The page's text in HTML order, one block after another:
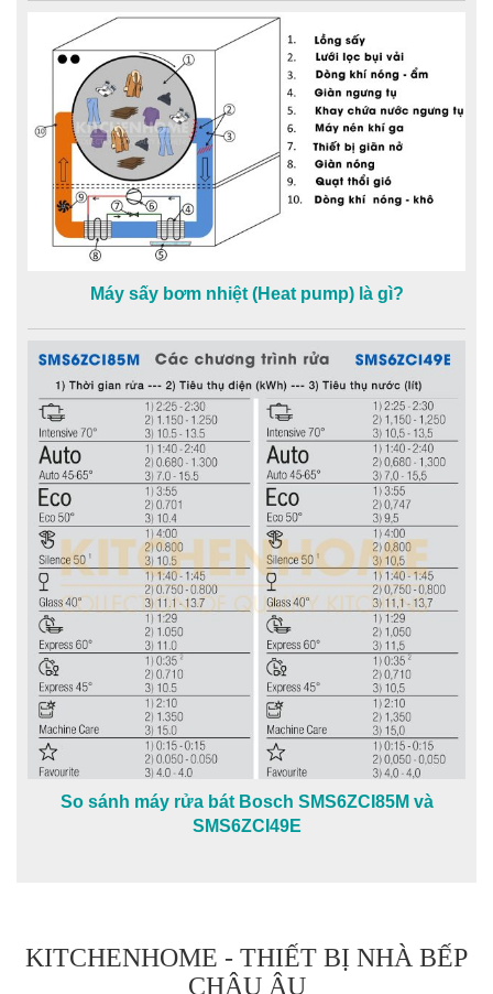
Máy sấy bơm nhiệt (Heat pump) là gì?
So sánh máy rửa bát Bosch SMS6ZCI85M và
SMS6ZCI49E
KITCHENHOME - THIẾT BỊ NHÀ BẾP
CHÂU ÂU